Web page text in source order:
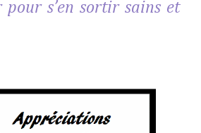
s’en sortir sains et